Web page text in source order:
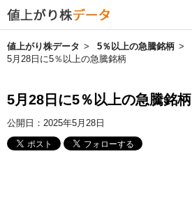
値上がり株データ
5％以上の急騰銘柄
5月28日に5％以上の急騰銘柄
5月28日に5％以上の急騰銘柄
公開日： 2025年5月28日